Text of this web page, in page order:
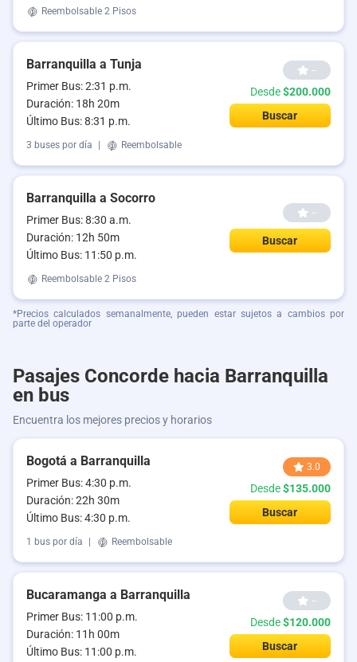
Reembolsable 2 Pisos
Barranquilla a Tunja
Primer Bus: 2:31 p.m.
Duración: 18h 20m
Último Bus: 8:31 p.m.
--
Desde$200.000
Buscar
3 buses por día Reembolsable
Barranquilla a Socorro
Primer Bus: 8:30 a.m.
Duración: 12h 50m
Último Bus: 11:50 p.m.
--
Buscar
Reembolsable 2 Pisos
*Precios calculados semanalmente, pueden estar sujetos a cambios por
parte del operador
Pasajes Concorde hacia Barranquilla
en bus
Encuentra los mejores precios y horarios
Bogotá a Barranquilla
Primer Bus: 4:30 p.m.
Duración: 22h 30m
Último Bus: 4:30 p.m.
3.0
Desde$135.000
Buscar
1 bus por día Reembolsable
Bucaramanga a Barranquilla
Primer Bus: 11:00 p.m.
Duración: 11h 00m
Último Bus: 11:00 p.m.
--
Desde$120.000
Buscar